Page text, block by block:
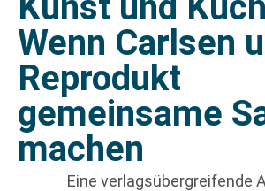
Wenn Carlsen
Reprodukt
gemeinsame
machen
Eine verlagsübergreifende